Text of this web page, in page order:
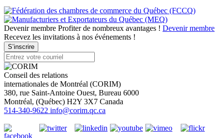
Devenir membre Profiter de nombreux avantages ! Devenir membre
Recevez les invitations à nos événements !
S’inscrire
Conseil des relations
internationales de Montréal (CORIM)
380, rue Saint-Antoine Ouest, Bureau 6000
Montréal, (Québec) H2Y 3X7 Canada
514-340-9622 info@corim.qc.ca